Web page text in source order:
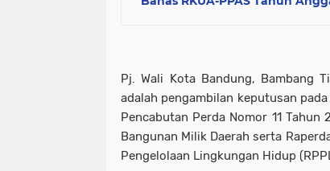
Pj. Wali Kota Bandung, Bambang
adalah pengambilan keputusan
Pencabutan Perda Nomor 11 Tahun
Bangunan Milik Daerah serta
Pengelolaan Lingkungan Hidup